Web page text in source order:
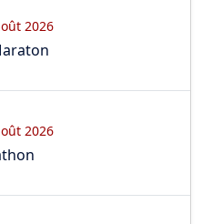
2026
2026